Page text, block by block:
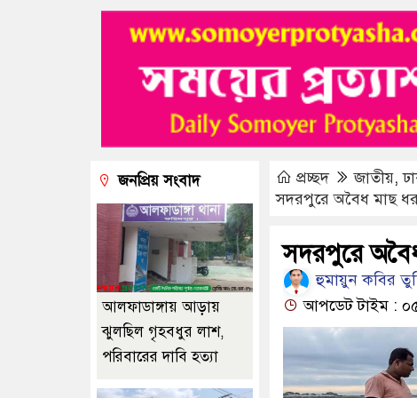
প্রচ্ছদ জাতীয়,
সদরপুরে অবৈধ মাছ
সদরপুরে
হুমায়ুন কবির
আপডেট টাইম :
জনপ্রিয় সংবাদ
আলফাডাঙ্গায় আড়ায়
ঝুলছিল গৃহবধুর লাশ,
পরিবারের দাবি হত্যা